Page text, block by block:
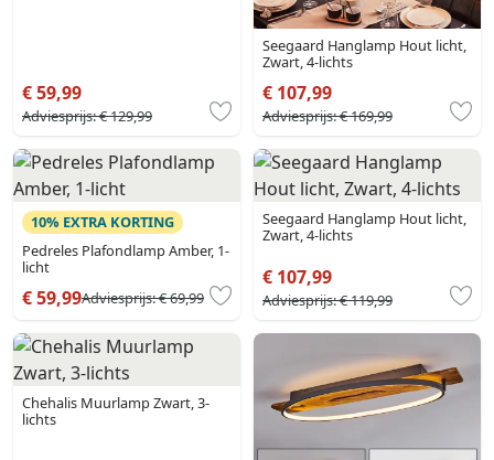
€ 59,99
Adviesprijs:€ 129,99
Seegaard Hanglamp Hout licht,
Zwart, 4-lichts
€ 107,99
Adviesprijs:€ 169,99
10% EXTRA KORTING
Pedreles Plafondlamp Amber, 1-
licht
€ 59,99Adviesprijs:€ 69,99
Seegaard Hanglamp Hout licht,
Zwart, 4-lichts
€ 107,99
Adviesprijs:€ 119,99
Chehalis Muurlamp Zwart, 3-
lichts